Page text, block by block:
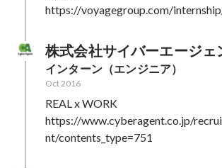
https://voyagegroup.com/
株式会社サイバーエージェ
インターン（エンジニア）
Oct 2016
REAL x WORK
https://www.cyberagent.co.jp/
nt/contents_type=751